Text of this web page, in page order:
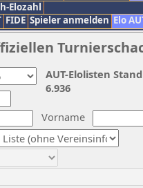
Elozahl
FIDE Spieler anmelden Elo
Vorname
AUT-Elolisten
6.936